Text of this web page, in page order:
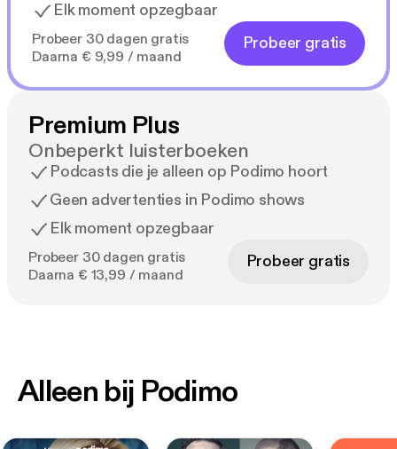
Elk moment opzegbaar
Probeer 30 dagen gratis
Daarna € 9,99 / maand
Probeer gratis
Premium Plus
Onbeperkt luisterboeken
Podcasts die je alleen op Podimo hoort
Geen advertenties in Podimo shows
Elk moment opzegbaar
Probeer 30 dagen gratis
Daarna € 13,99 / maand
Probeer gratis
Alleen bij Podimo